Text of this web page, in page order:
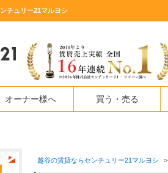
チュリー21マルヨシ
オーナー様へ 買う・売る
越谷の賃貸ならセンチュリー21マルヨシ >